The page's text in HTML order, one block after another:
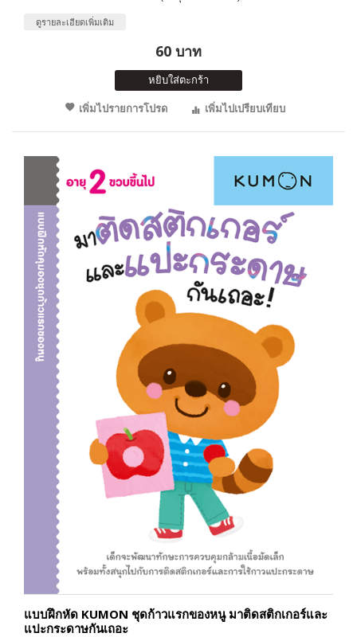
ดูรายละเอียดเพิ่มเติม
60 บาท
หยิบใส่ตะกร้า
เพิ่มไปรายการโปรด
เพิ่มไปเปรียบเทียบ
แบบฝึกหัด KUMON ชุดก้าวแรกของหนู มาติดสติกเกอร์และ
แปะกระดาษกันเถอะ